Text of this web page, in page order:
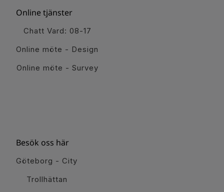
Online tjänster
Chatt Vard: 08-17
Online möte - Design
Online möte - Survey
Besök oss här
Göteborg - City
Trollhättan